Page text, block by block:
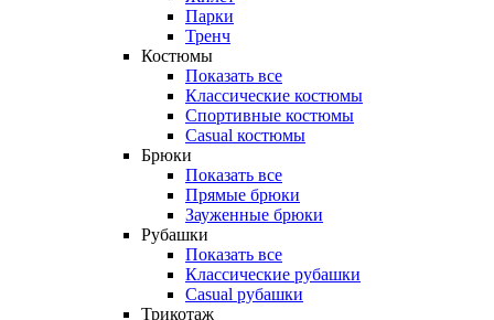
Парки
Тренч
Костюмы
Показать все
Классические костюмы
Спортивные костюмы
Casual костюмы
Брюки
Показать все
Прямые брюки
Зауженные брюки
Рубашки
Показать все
Классические рубашки
Casual рубашки
Трикотаж